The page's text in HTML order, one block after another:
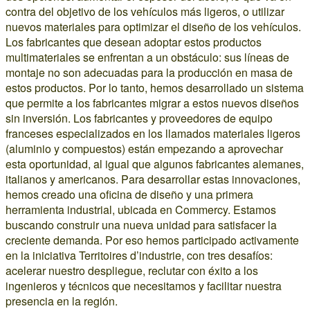
contra del objetivo de los vehículos más ligeros, o utilizar
nuevos materiales para optimizar el diseño de los vehículos.
Los fabricantes que desean adoptar estos productos
multimateriales se enfrentan a un obstáculo: sus líneas de
montaje no son adecuadas para la producción en masa de
estos productos. Por lo tanto, hemos desarrollado un sistema
que permite a los fabricantes migrar a estos nuevos diseños
sin inversión. Los fabricantes y proveedores de equipo
franceses especializados en los llamados materiales ligeros
(aluminio y compuestos) están empezando a aprovechar
esta oportunidad, al igual que algunos fabricantes alemanes,
italianos y americanos. Para desarrollar estas innovaciones,
hemos creado una oficina de diseño y una primera
herramienta industrial, ubicada en Commercy. Estamos
buscando construir una nueva unidad para satisfacer la
creciente demanda. Por eso hemos participado activamente
en la iniciativa Territoires d’industrie, con tres desafíos:
acelerar nuestro despliegue, reclutar con éxito a los
ingenieros y técnicos que necesitamos y facilitar nuestra
presencia en la región.